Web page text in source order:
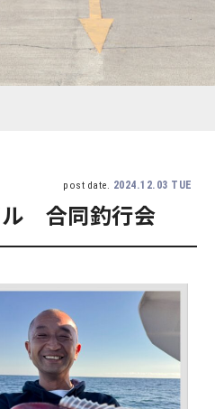
post date. 2024.12.03 TUE
ル 合同釣行会